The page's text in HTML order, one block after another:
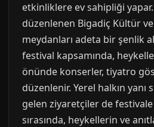
etkinliklere ev sahipliği
düzenlenen Bigadiç Kültür
meydanları adeta bir şenlik
festival kapsamında,
önünde konserler, tiyatro
düzenlenir. Yerel halkın yanı
gelen ziyaretçiler de festivale
sırasında, heykellerin ve